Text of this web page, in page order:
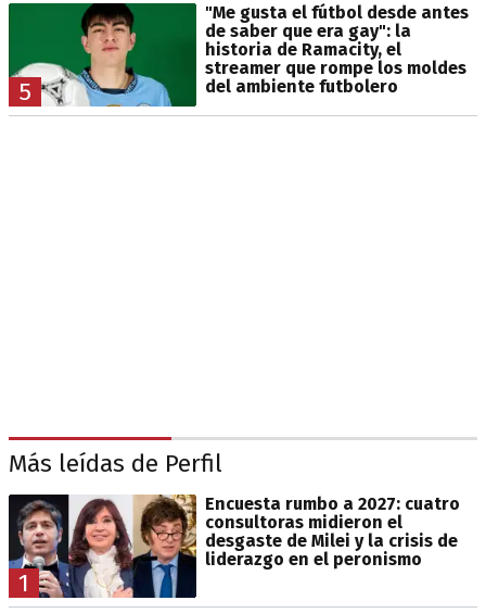
5
"Me gusta el fútbol desde antes
de saber que era gay": la
historia de Ramacity, el
streamer que rompe los moldes
del ambiente futbolero
Más leídas de Perfil
1
Encuesta rumbo a 2027: cuatro
consultoras midieron el
desgaste de Milei y la crisis de
liderazgo en el peronismo